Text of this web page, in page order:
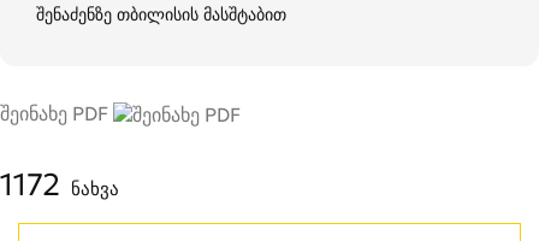
შენაძენზე თბილისის მასშტაბით
შეინახე PDF
1172 ნახვა